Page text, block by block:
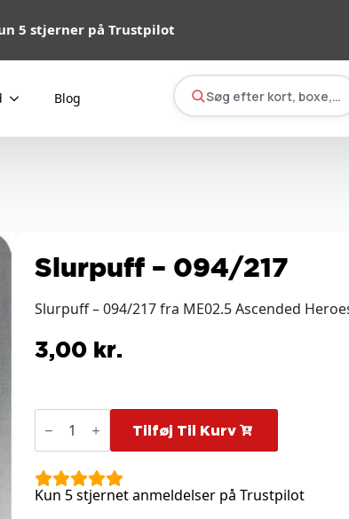
5 stjerner på Trustpilot
Blog Søg efter kort, boxe,
Slurpuff – 094/217
Slurpuff – 094/217 fra ME02.5 Ascended
3,00 kr.
Slurpuff
antal
Tilføj Til Kurv
Kun 5 stjernet anmeldelser på Trustpilot